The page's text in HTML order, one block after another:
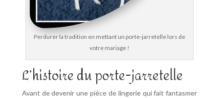
Perdurer la tradition en mettant un porte-jarretelle lors de
votre mariage !
L’histoire du porte-jarretelle
Avant de devenir une pièce de lingerie qui fait fantasmer